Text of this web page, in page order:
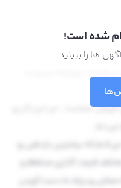
شده است!
ها را ببینید
فروش لوازم خانگی و شرکت
همکاری داشتم. و
شماست . من این کار رو
که بیشترین بازدهی رو
قیمت گذاری مسلطم و
رو برایه به دست آوردن